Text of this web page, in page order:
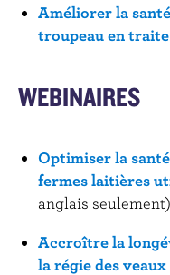
Améliorer la
troupeau en
WEBINAIRES
Optimiser la
fermes laitières
anglais seulement)
Accroître la
la régie des veaux